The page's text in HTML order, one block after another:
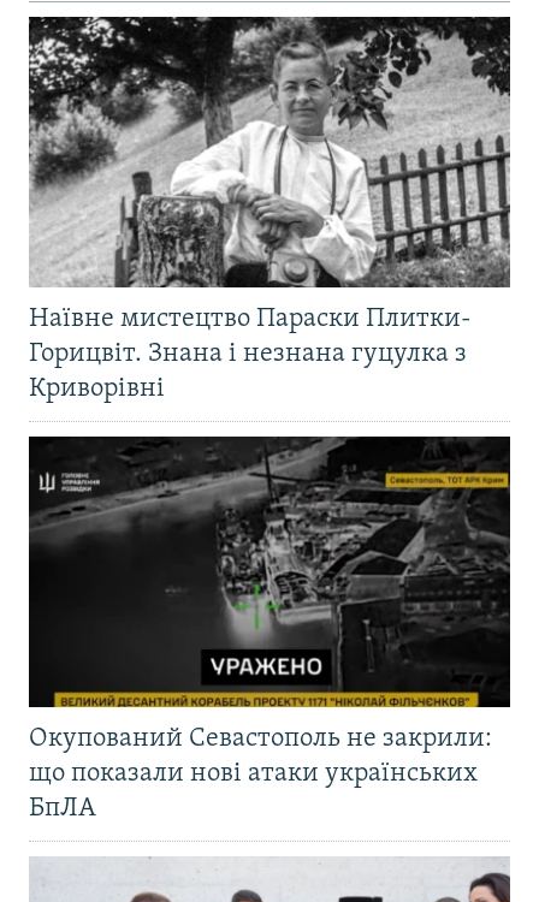
Наївне мистецтво Параски Плитки-
Горицвіт. Знана і незнана гуцулка з
Криворівні
Окупований Севастополь не закрили:
що показали нові атаки українських
БпЛА